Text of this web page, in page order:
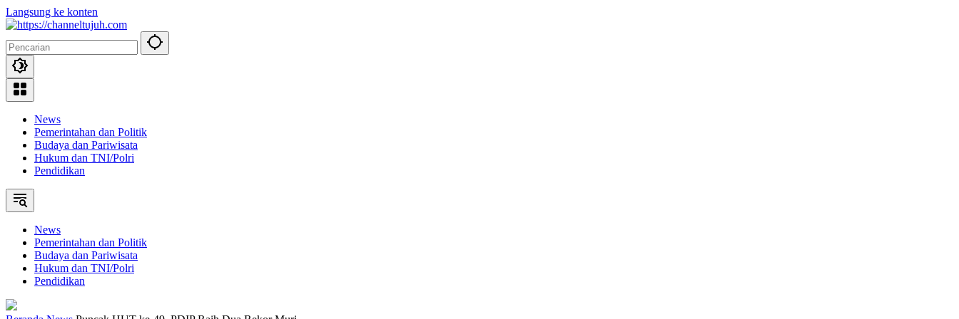
Langsung ke konten
News
Pemerintahan dan Politik
Budaya dan Pariwisata
Hukum dan TNI/Polri
Pendidikan
News
Pemerintahan dan Politik
Budaya dan Pariwisata
Hukum dan TNI/Polri
Pendidikan